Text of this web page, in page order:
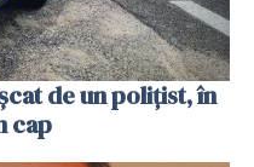
de un polițist, în
cap